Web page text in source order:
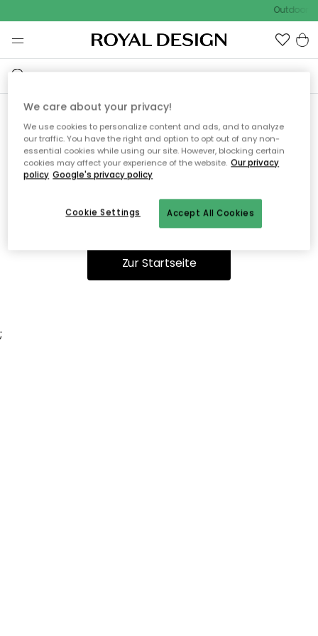
Outdoor
Ooops, die Seite wurde nicht
gefunden.
Sie können auf unserer Startseiteweiter navigieren.
Zur Startseite
;
We care about your privacy!
We use cookies to personalize content and ads, and to analyze
our traffic. You have the right and option to opt out of any non-
essential cookies while using our site. However, blocking certain
cookies may affect your experience of the website. Our privacy
policy Google's privacy policy
Accept All Cookies
Cookie Settings